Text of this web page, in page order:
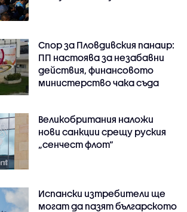
Спор за Пловдивския панаир:
ПП настоява за незабавни
действия, финансовото
министерство чака съда
Великобритания наложи
нови санкции срещу руския
„сенчест флот“
Испански изтребители ще
могат да пазят българското